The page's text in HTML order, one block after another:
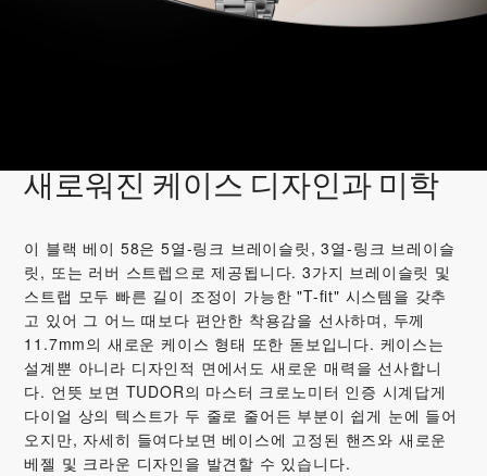
새로워진 케이스 디자인과 미학
이 블랙 베이 58은 5열-링크 브레이슬릿, 3열-링크 브레이슬
릿, 또는 러버 스트렙으로 제공됩니다. 3가지 브레이슬릿 및
스트랩 모두 빠른 길이 조정이 가능한 "T-fit" 시스템을 갖추
고 있어 그 어느 때보다 편안한 착용감을 선사하며, 두께
11.7mm의 새로운 케이스 형태 또한 돋보입니다. 케이스는
설계뿐 아니라 디자인적 면에서도 새로운 매력을 선사합니
다. 언뜻 보면 TUDOR의 마스터 크로노미터 인증 시계답게
다이얼 상의 텍스트가 두 줄로 줄어든 부분이 쉽게 눈에 들어
오지만, 자세히 들여다보면 베이스에 고정된 핸즈와 새로운
베젤 및 크라운 디자인을 발견할 수 있습니다.